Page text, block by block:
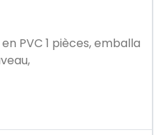
PVC 1 pièces, emballa